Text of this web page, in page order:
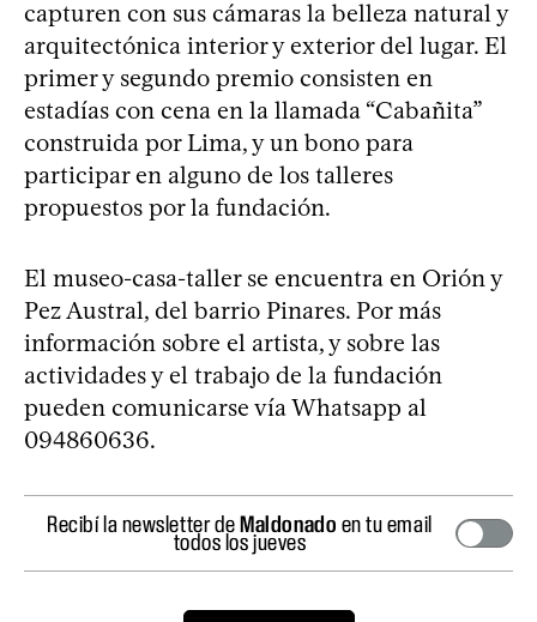
capturen con sus cámaras la belleza natural y
arquitectónica interior y exterior del lugar. El
primer y segundo premio consisten en
estadías con cena en la llamada “Cabañita”
construida por Lima, y un bono para
participar en alguno de los talleres
propuestos por la fundación.
El museo-casa-taller se encuentra en Orión y
Pez Austral, del barrio Pinares. Por más
información sobre el artista, y sobre las
actividades y el trabajo de la fundación
pueden comunicarse vía Whatsapp al
094860636.
Recibí la newsletter deMaldonado en tu email
todos los jueves